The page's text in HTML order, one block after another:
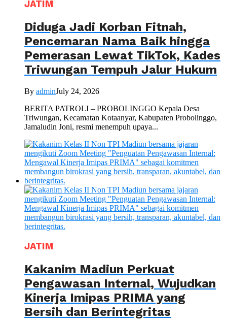
JATIM
Diduga Jadi Korban Fitnah,
Pencemaran Nama Baik hingga
Pemerasan Lewat TikTok, Kades
Triwungan Tempuh Jalur Hukum
By adminJuly 24, 2026
BERITA PATROLI – PROBOLINGGO Kepala Desa
Triwungan, Kecamatan Kotaanyar, Kabupaten Probolinggo,
Jamaludin Joni, resmi menempuh upaya...
JATIM
Kakanim Madiun Perkuat
Pengawasan Internal, Wujudkan
Kinerja Imipas PRIMA yang
Bersih dan Berintegritas